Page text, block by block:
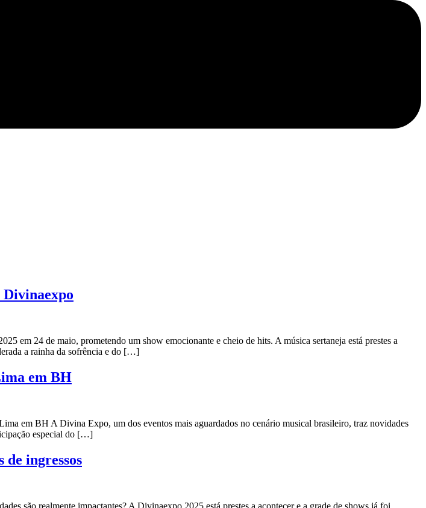
Divinaexpo
em 24 de maio, prometendo um show emocionante e cheio de hits. A música sertaneja está prestes a
a rainha da sofrência e do […]
em BH
em BH A Divina Expo, um dos eventos mais aguardados no cenário musical brasileiro, traz novidades
especial do […]
de ingressos
são realmente impactantes? A Divinaexpo 2025 está prestes a acontecer e a grade de shows já foi